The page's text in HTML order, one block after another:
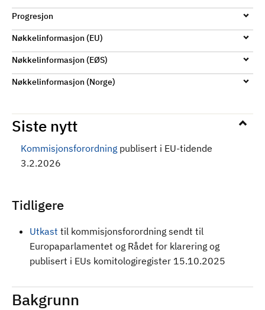
Progresjon
Nøkkelinformasjon (EU)
Nøkkelinformasjon (EØS)
Nøkkelinformasjon (Norge)
Siste nytt
Kommisjonsforordning publisert i EU-tidende
3.2.2026
Tidligere
Utkast til kommisjonsforordning sendt til
Europaparlamentet og Rådet for klarering og
publisert i EUs komitologiregister 15.10.2025
Bakgrunn